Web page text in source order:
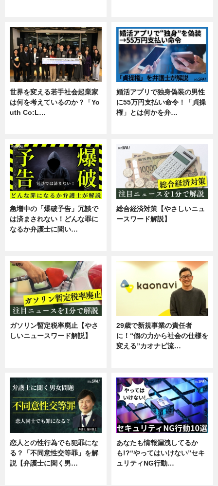
世界を変える若手社会起業家
は何を考えているのか？「Yo
uth Co:L…
婚活アプリで独身偽装の男性
に55万円支払い命令！「貞操
権」とは何かを弁…
急増中の「爆破予告」冗談で
は済まされない！どんな罪に
なるか弁護士に聞い…
総合経済対策【やさしいニュ
ースワード解説】
ガソリン暫定税率廃止【やさ
しいニュースワード解説】
29歳で新規事業の責任者
に！“個の力から社会の仕様を
変える”カオナビ流…
恋人との性行為でも犯罪にな
る？「不同意性交等罪」を解
説【弁護士に聞く男…
あなたも情報漏洩してるか
も!?“やってはいけない”セキ
ュリティNG行動…